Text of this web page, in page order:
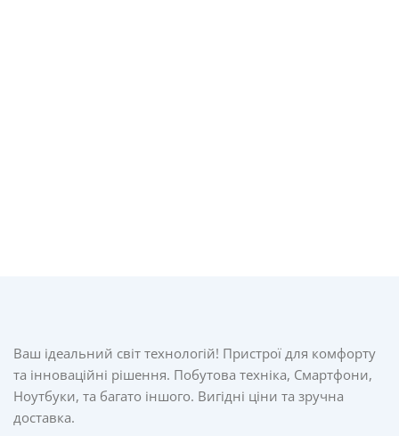
Ваш ідеальний світ технологій! Пристрої для комфорту
та інноваційні рішення. Побутова техніка, Смартфони,
Ноутбуки, та багато іншого. Вигідні ціни та зручна
доставка.